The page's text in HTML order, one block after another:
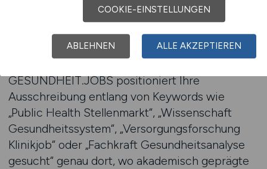
vorausblickend
Wer Gesundheitswissenschaftler rekrutiert,
gewinnt mehr als Personal – er gewinnt Wissen,
GESUNDHEIT.JOBS positioniert Ihre
Ausschreibung entlang von Keywords wie
„Public Health Stellenmarkt“, „Wissenschaft
Gesundheitssystem“, „Versorgungsforschung
Klinikjob“ oder „Fachkraft Gesundheitsanalyse
gesucht“ genau dort, wo akademisch geprägte
COOKIE-EINSTELLUNGEN
ABLEHNEN ALLE AKZEPTIEREN